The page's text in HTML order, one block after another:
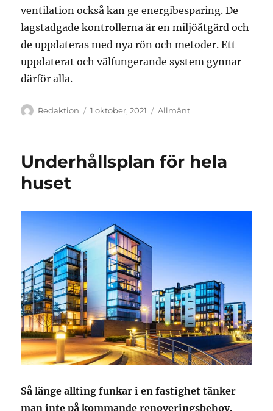
ventilation också kan ge energibesparing. De
lagstadgade kontrollerna är en miljöåtgärd och
de uppdateras med nya rön och metoder. Ett
uppdaterat och välfungerande system gynnar
därför alla.
Författare
Redaktion
Publicerat
1 oktober, 2021 Kategorier
Allmänt
Underhållsplan för hela
huset
Så länge allting funkar i en fastighet tänker
man inte på kommande renoveringsbehov.